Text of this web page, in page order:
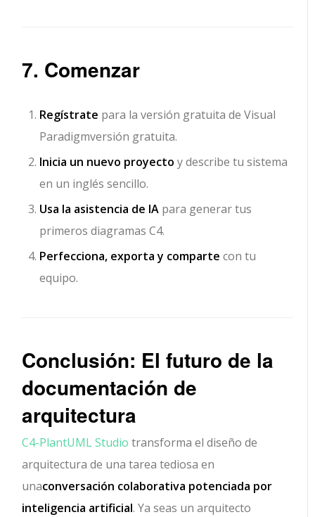
7. Comenzar
Regístrate para la versión gratuita de Visual
Paradigmversión gratuita.
Inicia un nuevo proyecto y describe tu sistema
en un inglés sencillo.
Usa la asistencia de IA para generar tus
primeros diagramas C4.
Perfecciona, exporta y comparte con tu
equipo.
Conclusión: El futuro de la
documentación de
arquitectura
C4-PlantUML Studio transforma el diseño de
arquitectura de una tarea tediosa en
unaconversación colaborativa potenciada por
inteligencia artificial. Ya seas un arquitecto